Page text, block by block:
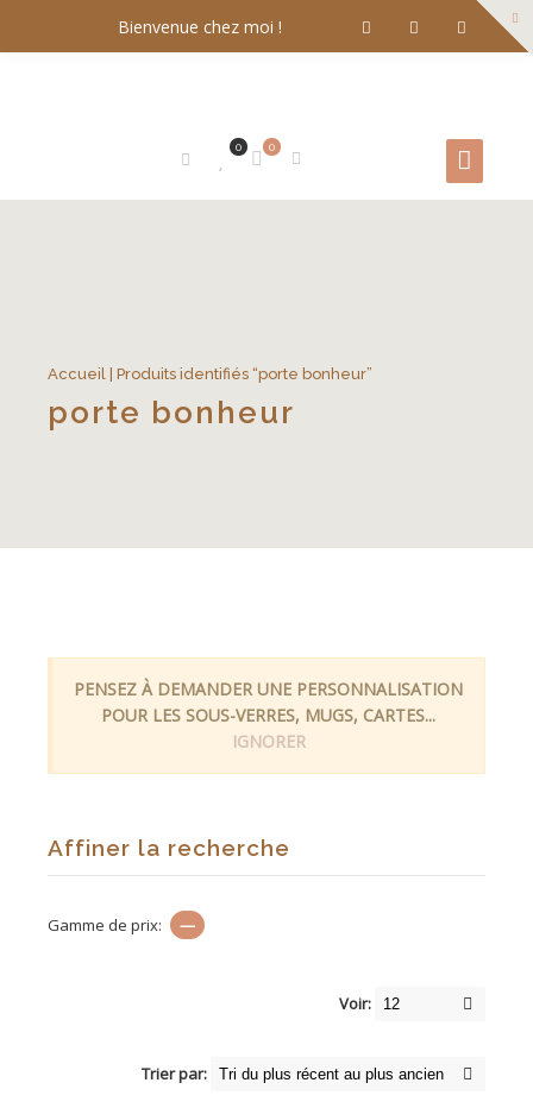
Bienvenue chez moi !
0
0
Accueil | Produits identifiés “porte bonheur”
porte bonheur
PENSEZ À DEMANDER UNE PERSONNALISATION
POUR LES SOUS-VERRES, MUGS, CARTES...
IGNORER
Affiner la recherche
Gamme de prix: —
Voir:
Trier par: